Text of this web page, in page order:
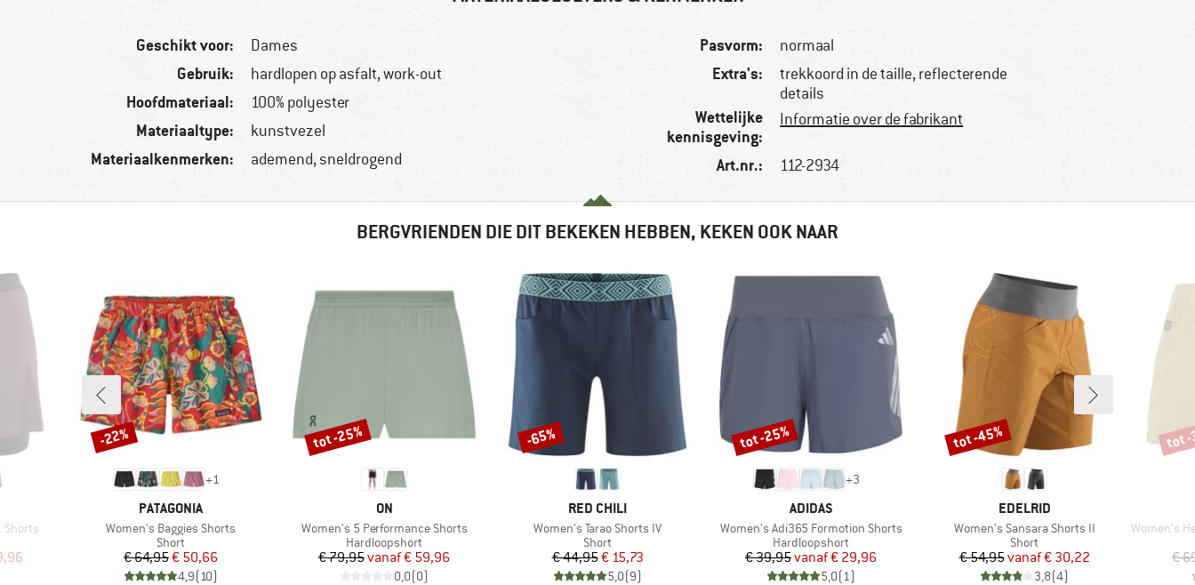
Geschikt voor: Dames
Gebruik: hardlopen op asfalt, work-out
Hoofdmateriaal: 100% polyester
Materiaaltype: kunstvezel
Materiaalkenmerken: ademend, sneldrogend
Pasvorm: normaal
Extra's:
trekkoord in de taille, reflecterende
details
Wettelijke
kennisgeving:
Informatie over de fabrikant
Art.nr.: 112-2934
BERGVRIENDEN DIE DIT BEKEKEN HEBBEN, KEKEN OOK NAAR
Shorts
prijs
+1
MERK
PATAGONIA
Artikel
Women's Baggies Shorts
Productgroep
Short
Prijs
€ 64,95Verlaagde prijs
€ 50,66
4,9(10)
Korting
-22%
MERK
ON
Artikel
Women's 5 Performance Shorts
Productgroep
Hardloopshort
Prijs
€ 79,95 Verlaagde prijs
vanaf€ 59,96
0,0(0)
Korting
tot -25%
MERK
RED CHILI
Artikel
Women's Tarao Shorts IV
Productgroep
Short
Prijs
€ 44,95Verlaagde prijs
€ 15,73
5,0(9)
Korting
-65%
+3
MERK
ADIDAS
Artikel
Women's Adi365 Formotion Shorts
Productgroep
Hardloopshort
Prijs
€ 39,95 Verlaagde prijs
vanaf€ 29,96
5,0(1)
Korting
tot -25%
MERK
EDELRID
Artikel
Women's Sansara Shorts II
Productgroep
Short
Prijs
€ 54,95 Verlaagde prijs
vanaf€ 30,22
3,8(4)
Korting
tot -45%
Artikel
Women's
€
tot